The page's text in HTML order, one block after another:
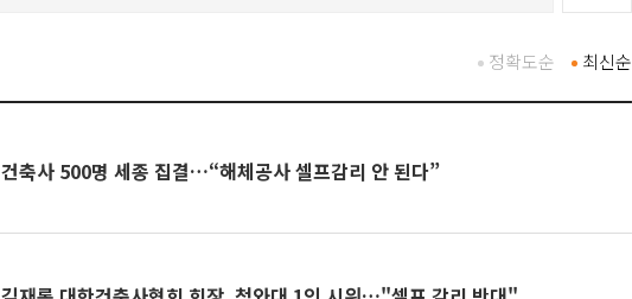
최신순
정확도순
건축사 500명 세종 집결…“해체공사 셀프감리 안 된다”